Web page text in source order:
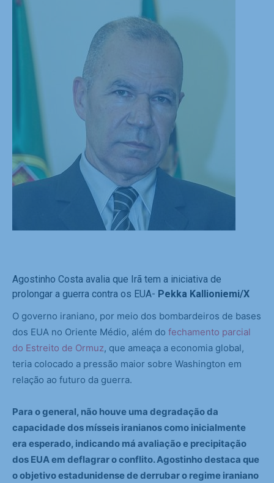
Agostinho Costa avalia que Irã tem a iniciativa de
prolongar a guerra contra os EUA- Pekka Kallioniemi/X
O governo iraniano, por meio dos bombardeiros de bases
dos EUA no Oriente Médio, além do fechamento parcial
do Estreito de Ormuz, que ameaça a economia global,
teria colocado a pressão maior sobre Washington em
relação ao futuro da guerra.
Para o general, não houve uma degradação da
capacidade dos mísseis iranianos como inicialmente
era esperado, indicando má avaliação e precipitação
dos EUA em deflagrar o conflito. Agostinho destaca que
o objetivo estadunidense de derrubar o regime iraniano